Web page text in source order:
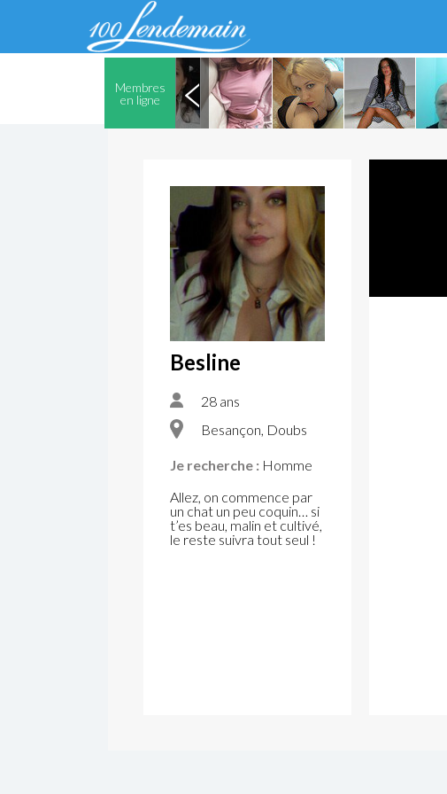
Membres
en ligne
Besline
28 ans
Besançon, Doubs
Je recherche : Homme
Allez, on commence par
un chat un peu coquin… si
t’es beau, malin et cultivé,
le reste suivra tout seul !